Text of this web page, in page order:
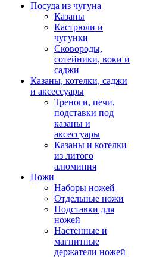
Посуда из чугуна
Казаны
Кастрюли и
чугунки
Сковороды,
сотейники, воки и
саджи
Казаны, котелки, саджи
и аксессуары
Треноги, печи,
подставки под
казаны и
аксессуары
Казаны и котелки
из литого
алюминия
Ножи
Наборы ножей
Отдельные ножи
Подставки для
ножей
Настенные и
магнитные
держатели ножей